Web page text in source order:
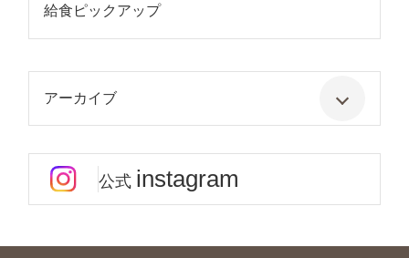
給食ピックアップ
アーカイブ
公式 instagram